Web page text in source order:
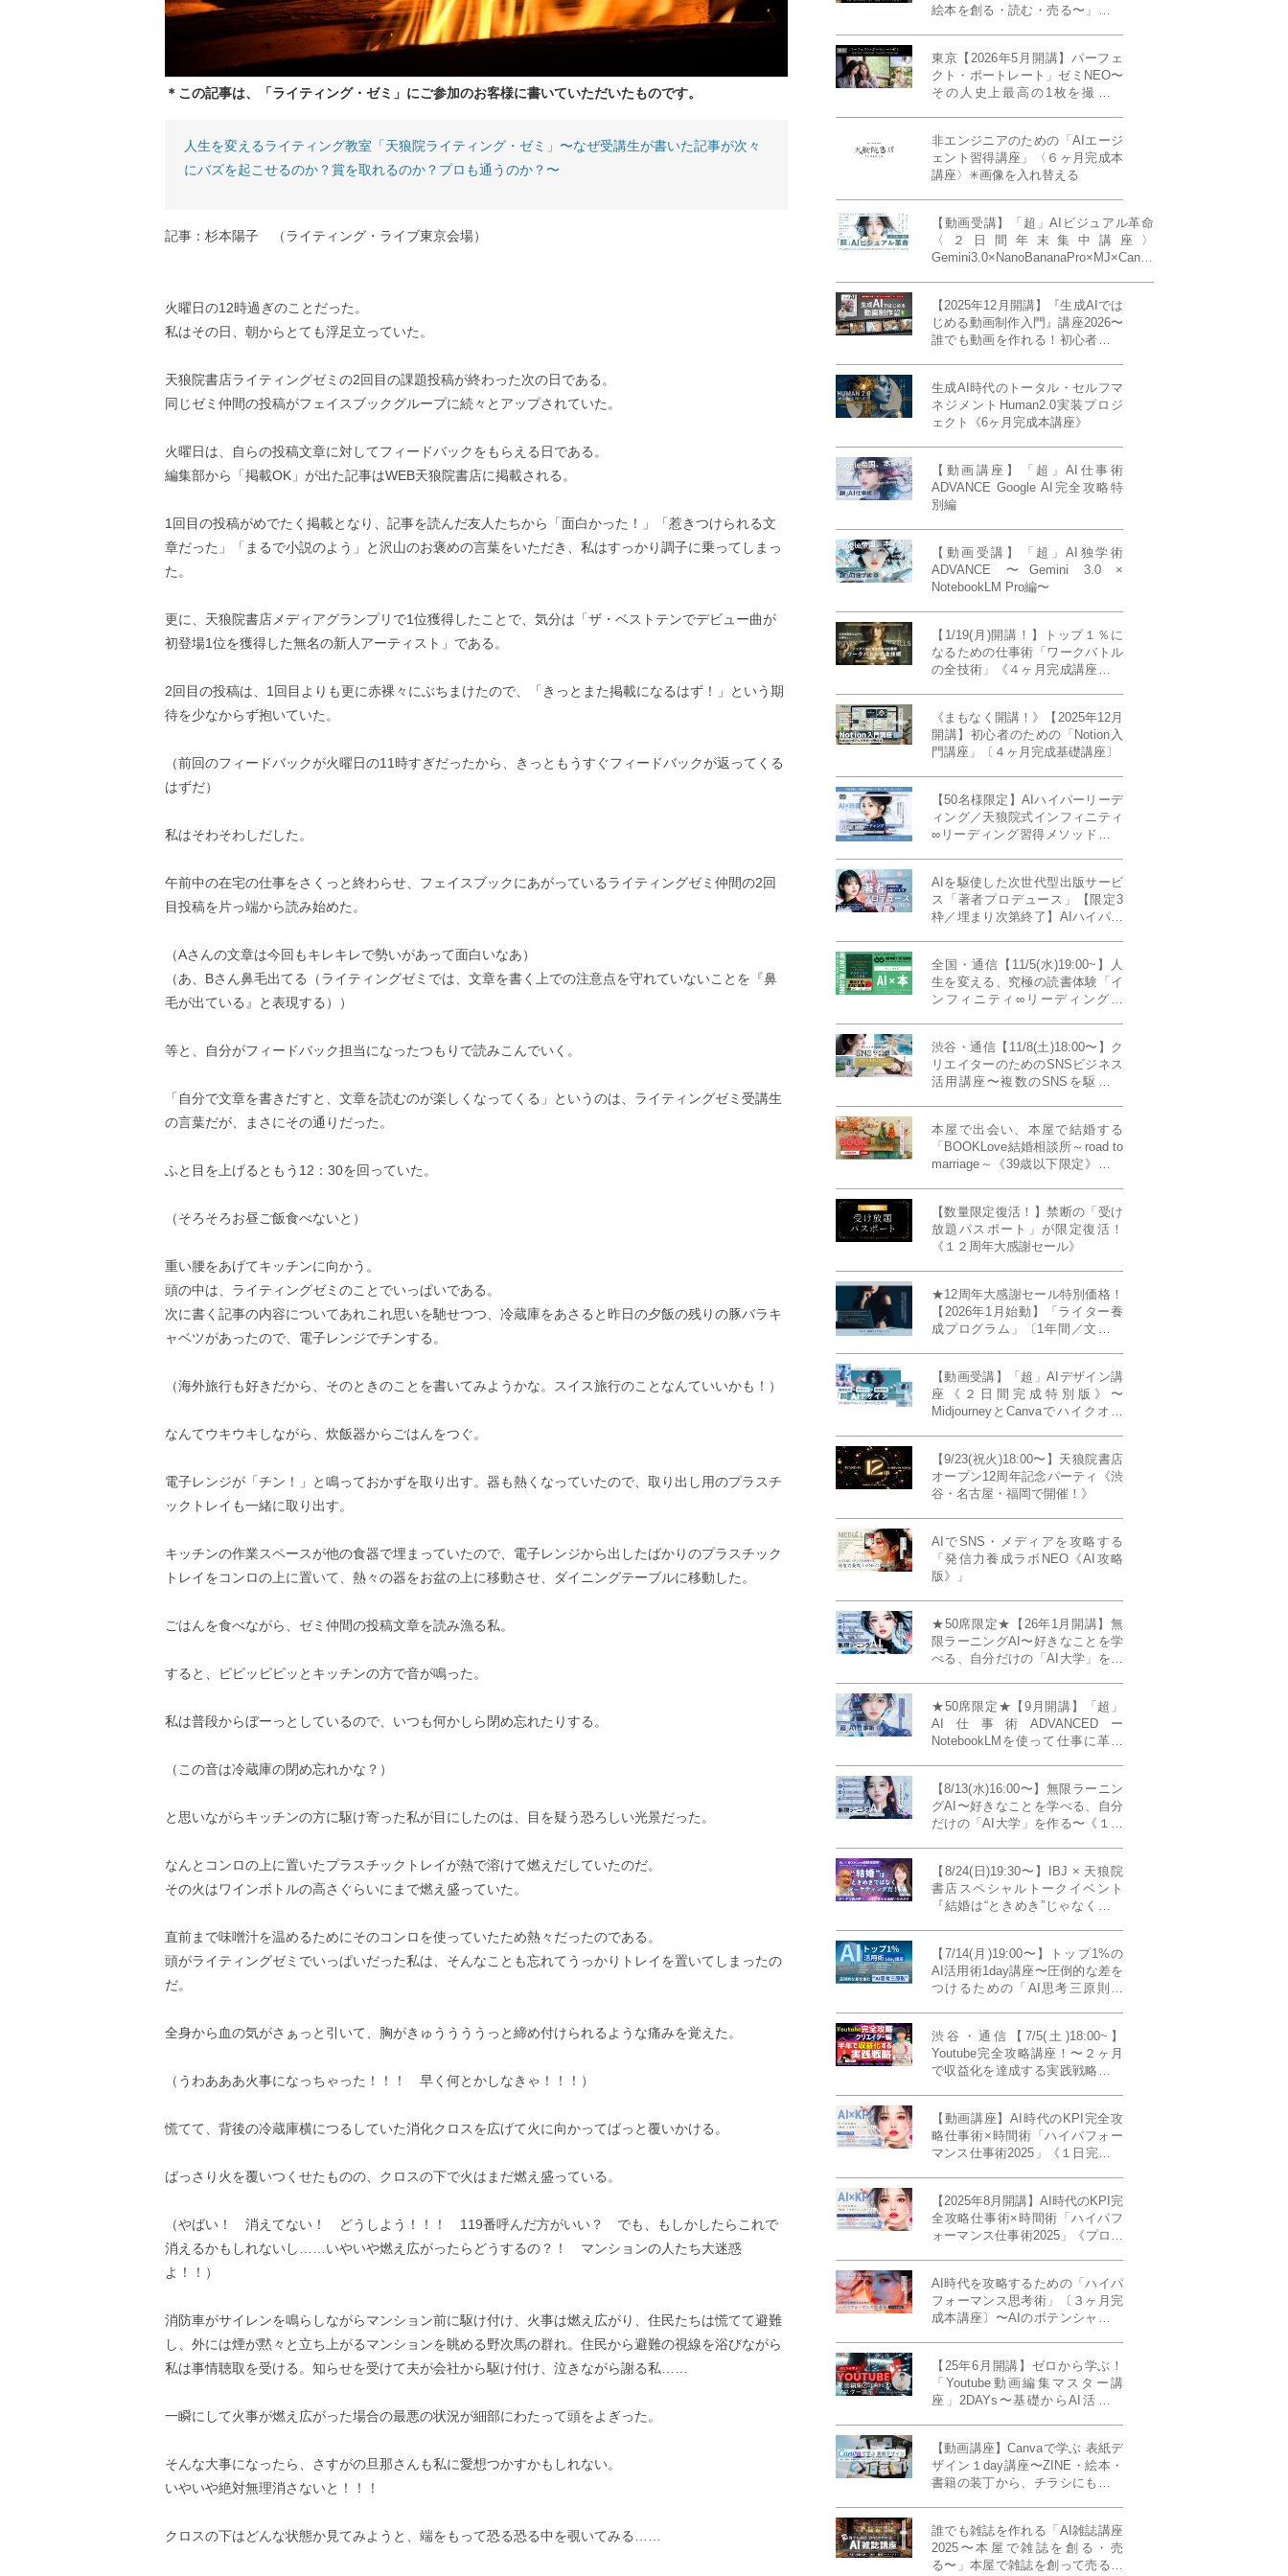
＊この記事は、「ライティング・ゼミ」にご参加のお客様に書いていただいたものです。
人生を変えるライティング教室「天狼院ライティング・ゼミ」〜なぜ受講生が書いた記事が次々
にバズを起こせるのか？賞を取れるのか？プロも通うのか？〜
記事：杉本陽子 （ライティング・ライブ東京会場）
火曜日の12時過ぎのことだった。
私はその日、朝からとても浮足立っていた。
天狼院書店ライティングゼミの2回目の課題投稿が終わった次の日である。
同じゼミ仲間の投稿がフェイスブックグループに続々とアップされていた。
火曜日は、自らの投稿文章に対してフィードバックをもらえる日である。
編集部から「掲載OK」が出た記事はWEB天狼院書店に掲載される。
1回目の投稿がめでたく掲載となり、記事を読んだ友人たちから「面白かった！」「惹きつけられる文
章だった」「まるで小説のよう」と沢山のお褒めの言葉をいただき、私はすっかり調子に乗ってしまっ
た。
更に、天狼院書店メディアグランプリで1位獲得したことで、気分は「ザ・ベストテンでデビュー曲が
初登場1位を獲得した無名の新人アーティスト」である。
2回目の投稿は、1回目よりも更に赤裸々にぶちまけたので、「きっとまた掲載になるはず！」という期
待を少なからず抱いていた。
（前回のフィードバックが火曜日の11時すぎだったから、きっともうすぐフィードバックが返ってくる
はずだ）
私はそわそわしだした。
午前中の在宅の仕事をさくっと終わらせ、フェイスブックにあがっているライティングゼミ仲間の2回
目投稿を片っ端から読み始めた。
（Aさんの文章は今回もキレキレで勢いがあって面白いなあ）
（あ、Bさん鼻毛出てる（ライティングゼミでは、文章を書く上での注意点を守れていないことを『鼻
毛が出ている』と表現する））
等と、自分がフィードバック担当になったつもりで読みこんでいく。
「自分で文章を書きだすと、文章を読むのが楽しくなってくる」というのは、ライティングゼミ受講生
の言葉だが、まさにその通りだった。
ふと目を上げるともう12：30を回っていた。
（そろそろお昼ご飯食べないと）
重い腰をあげてキッチンに向かう。
頭の中は、ライティングゼミのことでいっぱいである。
次に書く記事の内容についてあれこれ思いを馳せつつ、冷蔵庫をあさると昨日の夕飯の残りの豚バラキ
ャベツがあったので、電子レンジでチンする。
（海外旅行も好きだから、そのときのことを書いてみようかな。スイス旅行のことなんていいかも！）
なんてウキウキしながら、炊飯器からごはんをつぐ。
電子レンジが「チン！」と鳴っておかずを取り出す。器も熱くなっていたので、取り出し用のプラスチ
ックトレイも一緒に取り出す。
キッチンの作業スペースが他の食器で埋まっていたので、電子レンジから出したばかりのプラスチック
トレイをコンロの上に置いて、熱々の器をお盆の上に移動させ、ダイニングテーブルに移動した。
ごはんを食べながら、ゼミ仲間の投稿文章を読み漁る私。
すると、ピピッピピッとキッチンの方で音が鳴った。
私は普段からぼーっとしているので、いつも何かしら閉め忘れたりする。
（この音は冷蔵庫の閉め忘れかな？）
と思いながらキッチンの方に駆け寄った私が目にしたのは、目を疑う恐ろしい光景だった。
なんとコンロの上に置いたプラスチックトレイが熱で溶けて燃えだしていたのだ。
その火はワインボトルの高さぐらいにまで燃え盛っていた。
直前まで味噌汁を温めるためにそのコンロを使っていたため熱々だったのである。
頭がライティングゼミでいっぱいだった私は、そんなことも忘れてうっかりトレイを置いてしまったの
だ。
全身から血の気がさぁっと引いて、胸がきゅううううっと締め付けられるような痛みを覚えた。
（うわあああ火事になっちゃった！！！ 早く何とかしなきゃ！！！）
慌てて、背後の冷蔵庫横につるしていた消化クロスを広げて火に向かってばっと覆いかける。
ばっさり火を覆いつくせたものの、クロスの下で火はまだ燃え盛っている。
（やばい！ 消えてない！ どうしよう！！！ 119番呼んだ方がいい？ でも、もしかしたらこれで
消えるかもしれないし……いやいや燃え広がったらどうするの？！ マンションの人たち大迷惑
よ！！）
消防車がサイレンを鳴らしながらマンション前に駆け付け、火事は燃え広がり、住民たちは慌てて避難
し、外には煙が黙々と立ち上がるマンションを眺める野次馬の群れ。住民から避難の視線を浴びながら
私は事情聴取を受ける。知らせを受けて夫が会社から駆け付け、泣きながら謝る私……
一瞬にして火事が燃え広がった場合の最悪の状況が細部にわたって頭をよぎった。
そんな大事になったら、さすがの旦那さんも私に愛想つかすかもしれない。
いやいや絶対無理消さないと！！！
クロスの下はどんな状態か見てみようと、端をもって恐る恐る中を覗いてみる……
絵本を創る・読む・売る〜」イン
20名限定》
東京【2026年5月開講】パーフェ
クト・ポートレート」ゼミNEO〜
その人史上最高の1枚を撮る！
催）」《初参加大歓迎／12名限
定》
非エンジニアのための「AIエージ
ェント習得講座」〈６ヶ月完成本
講座〉✳︎画像を入れ替える
【動画受講】「超」AIビジュアル革命
〈２日間年末集中講座〉
Gemini3.0×NanoBananaPro×MJ×Canva
【2025年12月開講】『生成AIでは
じめる動画制作入門』講座2026〜
誰でも動画を作れる！初心者から
生成AI時代のトータル・セルフマ
ネジメントHuman2.0実装プロジ
ェクト《6ヶ月完成本講座》
【動画講座】「超」AI仕事術
ADVANCE Google AI完全攻略特
別編
【動画受講】「超」AI独学術
ADVANCE 〜Gemini 3.0 ×
NotebookLM Pro編〜
【1/19(月)開講！】トップ１％に
なるための仕事術「ワークバトル
の全技術」《４ヶ月完成講座》ー
《まもなく開講！》【2025年12月
開講】初心者のための「Notion入
門講座」〔４ヶ月完成基礎講座〕
【50名様限定】AIハイパーリーデ
ィング／天狼院式インフィニティ
∞リーディング習得メソッド《４
AIを駆使した次世代型出版サービ
ス「著者プロデュース」【限定3
枠／埋まり次第終了】AIハイパー
全国・通信【11/5(水)19:00~】人
生を変える、究極の読書体験「イ
ンフィニティ∞リーディング／
MILLENNIUM THINKING アメリ
カ最高峰大学の人気講義』
渋谷・通信【11/8(土)18:00〜】ク
リエイターのためのSNSビジネス
活用講座〜複数のSNSを駆使し
成ラボPresents》
本屋で出会い、本屋で結婚する
「BOOKLove結婚相談所～road to
marriage～《39歳以下限定》」全
【数量限定復活！】禁断の「受け
放題パスポート」が限定復活！
《１２周年大感謝セール》
★12周年大感謝セール特別価格！
【2026年1月始動】「ライター養
成プログラム」〔1年間／文章講
ー”へ、全国どこからでも。〜《全
店舗リアルタイム参加OK／録画
視聴対応／限定4席》
【動画受講】「超」AIデザイン講
座《２日間完成特別版》〜
MidjourneyとCanvaでハイクオリ
【9/23(祝火)18:00〜】天狼院書店
オープン12周年記念パーティ《渋
谷・名古屋・福岡で開催！》
AIでSNS・メディアを攻略する
「発信力養成ラボNEO《AI攻略
版》」
★50席限定★【26年1月開講】無
限ラーニングAI〜好きなことを学
べる、自分だけの「AI大学」を作
★50席限定★【9月開講】「超」
AI仕事術ADVANCEDー
NotebookLMを使って仕事に革命
【8/13(水)16:00〜】無限ラーニン
グAI〜好きなことを学べる、自分
だけの「AI大学」を作る〜《１日
【8/24(日)19:30〜】IBJ × 天狼院
書店スペシャルトークイベント
『結婚は“ときめき”じゃなくて、
のカタチ〜《BOOKLove結婚相談
所presents》
【7/14(月)19:00〜】トップ1%の
AI活用術1day講座〜圧倒的な差を
つけるための「AI思考三原則」
渋谷・通信【7/5(土)18:00~】
Youtube完全攻略講座！〜２ヶ月
で収益化を達成する実践戦略！ゲ
発信力養成ラボNEO》
【動画講座】AI時代のKPI完全攻
略仕事術×時間術「ハイパフォー
マンス仕事術2025」《１日完成特
【2025年8月開講】AI時代のKPI完
全攻略仕事術×時間術「ハイパフ
ォーマンス仕事術2025」《プロフ
AI時代を攻略するための「ハイパ
フォーマンス思考術」〔３ヶ月完
成本講座〕〜AIのポテンシャルを
【25年6月開講】ゼロから学ぶ！
「Youtube動画編集マスター講
座」2DAYs〜基礎からAI活用ま
【動画講座】Canvaで学ぶ 表紙デ
ザイン１day講座〜ZINE・絵本・
書籍の装丁から、チラシにも活か
誰でも雑誌を作れる「AI雑誌講座
2025〜本屋で雑誌を創る・売
る〜」本屋で雑誌を創って売る！